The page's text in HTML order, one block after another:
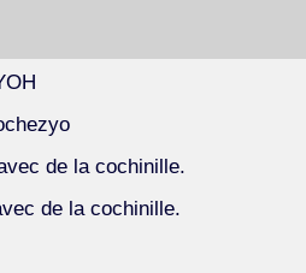
de la cochinille.
de la cochinille.